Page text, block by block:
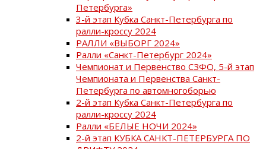
Петербурга»
3-й этап Кубка Санкт-Петербурга по
ралли-кроссу 2024
РАЛЛИ «ВЫБОРГ 2024»
Ралли «Санкт-Петербург 2024»
Чемпионат и Первенство СЗФО, 5-й этап
Чемпионата и Первенства Санкт-
Петербурга по автомногоборью
2-й этап Кубка Санкт-Петербурга по
ралли-кроссу 2024
Ралли «БЕЛЫЕ НОЧИ 2024»
2-й этап КУБКА САНКТ-ПЕТЕРБУРГА ПО